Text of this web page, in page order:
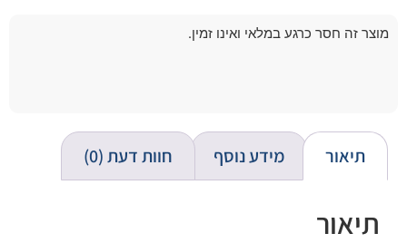
מוצר זה חסר כרגע במלאי ואינו זמין.
תיאור מידע נוסף חוות דעת (0)
תיאור